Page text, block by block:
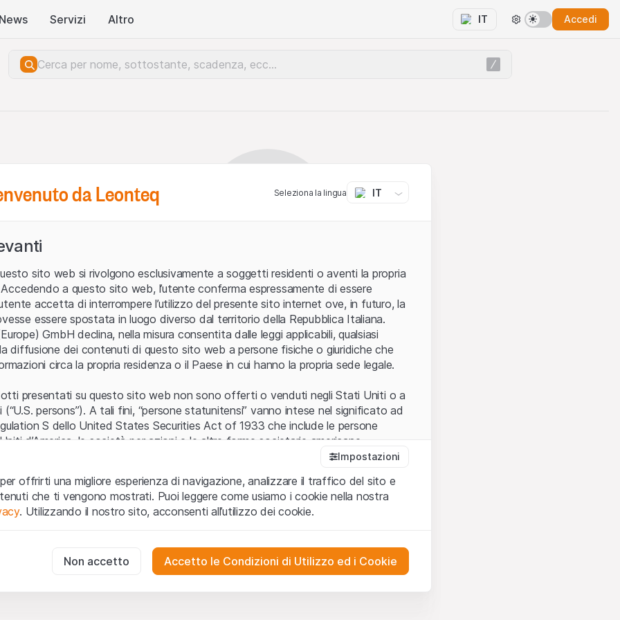
News Servizi Altro IT Accedi
Errore del server.
da Leonteq Seleziona la lingua IT
sito web si rivolgono esclusivamente a soggetti residenti o aventi la propria
a questo sito web, l’utente conferma espressamente di essere
accetta di interrompere l’utilizzo del presente sito internet ove, in futuro, la
essere spostata in luogo diverso dal territorio della Repubblica Italiana.
GmbH declina, nella misura consentita dalle leggi applicabili, qualsiasi
diffusione dei contenuti di questo sito web a persone fisiche o giuridiche che
circa la propria residenza o il Paese in cui hanno la propria sede legale.
presentati su questo sito web non sono offerti o venduti negli Stati Uniti o a
persons”). A tali fini, “persone statunitensi” vanno intese nel significato ad
S dello United States Securities Act of 1933 che include le persone
d’America, le società per azioni e le altre forme societarie americane.
web (di seguito, il “Sito”) si dichiara di aver compreso e di accettare le
avvertenze importanti e le condizioni di utilizzo ivi rese disponibili. Nel caso in
utilizzonon siano accettate, l’utente è tenuto ad interrompere l’utilizzo del
o invito ad acquistare
i dati, i servizi, gli strumenti, i documenti (i “Contenuti del Sito”) contenuti o
web hanno esclusivamente finalità informative e non rappresentano né
Impostazioni
offrirti una migliore esperienza di navigazione, analizzare il traffico del sito e
che ti vengono mostrati. Puoi leggere come usiamo i cookie nella nostra
. Utilizzando il nostro sito, acconsenti all’utilizzo dei cookie.
per il funzionamento del sito web e non possono essere disattivati.
Non accetto Accetto le Condizioni di Utilizzo ed i Cookie